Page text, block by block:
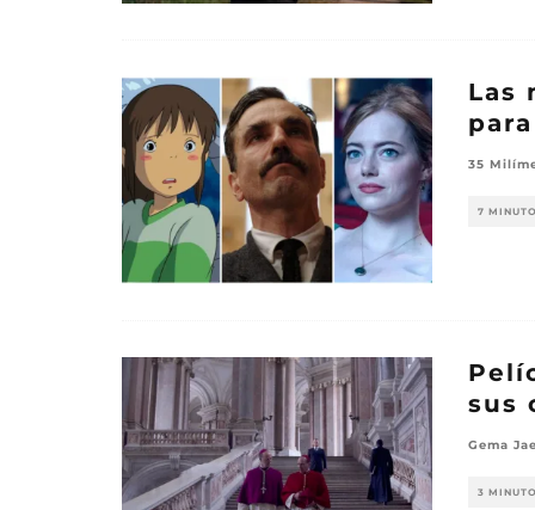
Las
35
7
sus
Gema
3